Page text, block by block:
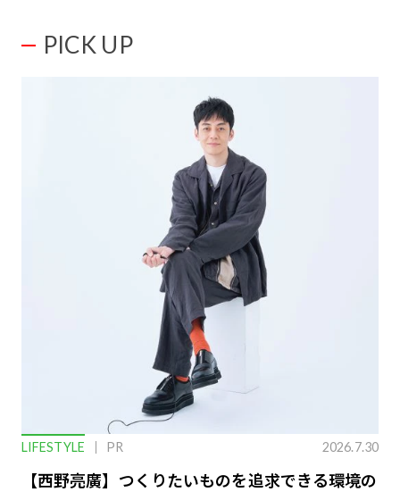
PICK UP
LIFESTYLE PR 2026.7.30
【西野亮廣】つくりたいものを追求できる環境の